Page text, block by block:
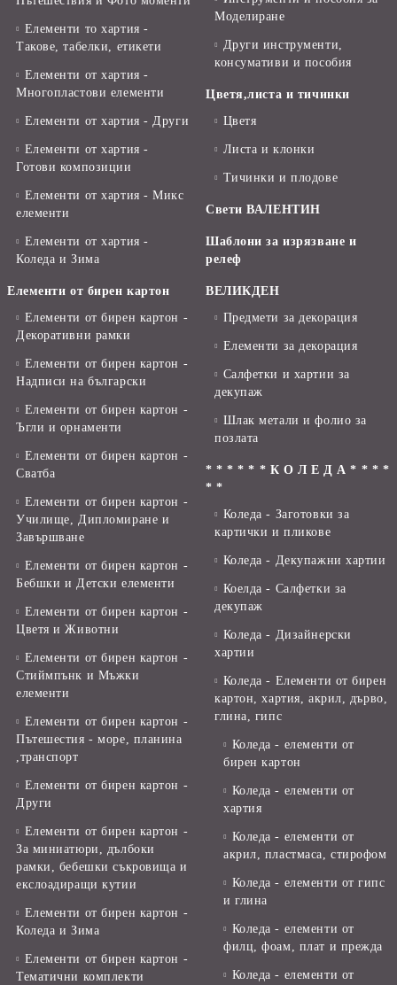
Елементи то хартия -
Такове, табелки, етикети
Елементи от хартия -
Многопластови елементи
Елементи от хартия - Други
Елементи от хартия -
Готови композиции
Елементи от хартия - Микс
елементи
Елементи от хартия -
Коледа и Зима
Елементи от бирен картон
Елементи от бирен картон -
Декоративни рамки
Елементи от бирен картон -
Надписи на български
Елементи от бирен картон -
Ъгли и орнаменти
Елементи от бирен картон -
Сватба
Елементи от бирен картон -
Училище, Дипломиране и
Завършване
Елементи от бирен картон -
Бебшки и Детски елементи
Елементи от бирен картон -
Цветя и Животни
Елементи от бирен картон -
Стиймпънк и Мъжки
елементи
Елементи от бирен картон -
Пътешестия - море, планина
,транспорт
Елементи от бирен картон -
Други
Елементи от бирен картон -
За миниатюри, дълбоки
рамки, бебешки съкровища и
екслоадиращи кутии
Елементи от бирен картон -
Коледа и Зима
Елементи от бирен картон -
Тематични комплекти
Моделиране
Други инструменти,
консумативи и пособия
Цветя,листа и тичинки
Цветя
Листа и клонки
Тичинки и плодове
Свети ВАЛЕНТИН
Шаблони за изрязване и
релеф
ВЕЛИКДЕН
Предмети за декорация
Елементи за декорация
Салфетки и хартии за
декупаж
Шлак метали и фолио за
позлата
* * * * * * К О Л Е Д А * * * *
* *
Коледа - Заготовки за
картички и пликове
Коледа - Декупажни хартии
Коелда - Салфетки за
декупаж
Коледа - Дизайнерски
хартии
Коледа - Eлементи от бирен
картон, хартия, акрил, дърво,
глина, гипс
Коледа - елементи от
бирен картон
Коледа - елементи от
хартия
Коледа - елементи от
акрил, пластмаса, стирофом
Коледа - елементи от гипс
и глина
Коледа - елементи от
филц, фоам, плат и прежда
Коледа - елементи от